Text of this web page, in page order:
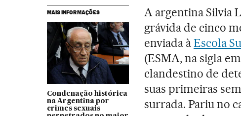
MAIS INFORMAÇÕES
Condenação histórica
na Argentina por
crimes sexuais
A argentina Silvia
grávida de cinco
enviada àEscola
(ESMA, na sigla
clandestino de
suas primeiras
surrada. Pariu no